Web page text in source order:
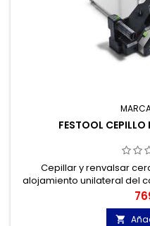
FESTOOL
Cepillar y renvalsar
alojamiento unilateral del
madera HL 850 permite
